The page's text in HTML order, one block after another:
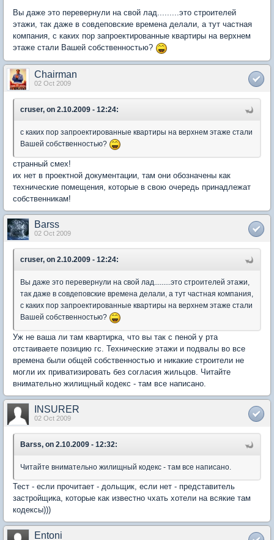
Вы даже это перевернули на свой лад.........это строителей
этажи, так даже в совдеповские времена делали, а тут частная
компания, с каких пор запроектированные квартиры на верхнем
этаже стали Вашей собственностью?
Chairman
02 Oct 2009
cruser, on 2.10.2009 - 12:24:
с каких пор запроектированные квартиры на верхнем этаже стали
Вашей собственностью?
странный смех!
их нет в проектной документации, там они обозначены как
технические помещения, которые в свою очередь принадлежат
собственникам!
Barss
02 Oct 2009
cruser, on 2.10.2009 - 12:24:
Вы даже это перевернули на свой лад.........это строителей этажи,
так даже в совдеповские времена делали, а тут частная компания,
с каких пор запроектированные квартиры на верхнем этаже стали
Вашей собственностью?
Уж не ваша ли там квартирка, что вы так с пеной у рта
отстаиваете позицию гс. Технические этажи и подвалы во все
времена были общей собственностью и никакие строители не
могли их приватизировать без согласия жильцов. Читайте
внимательно жилищный кодекс - там все написано.
INSURER
02 Oct 2009
Barss, on 2.10.2009 - 12:32:
Читайте внимательно жилищный кодекс - там все написано.
Тест - если прочитает - дольщик, если нет - представитель
застройщика, которые как известно чхать хотели на всякие там
кодексы)))
Entoni